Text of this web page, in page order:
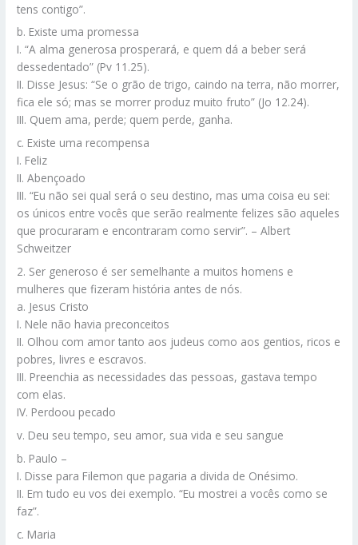
tens contigo”.
b. Existe uma promessa
I. “A alma generosa prosperará, e quem dá a beber será
dessedentado” (Pv 11.25).
II. Disse Jesus: “Se o grão de trigo, caindo na terra, não morrer,
fica ele só; mas se morrer produz muito fruto” (Jo 12.24).
III. Quem ama, perde; quem perde, ganha.
c. Existe uma recompensa
I. Feliz
II. Abençoado
III. “Eu não sei qual será o seu destino, mas uma coisa eu sei:
os únicos entre vocês que serão realmente felizes são aqueles
que procuraram e encontraram como servir”. – Albert
Schweitzer
2. Ser generoso é ser semelhante a muitos homens e
mulheres que fizeram história antes de nós.
a. Jesus Cristo
I. Nele não havia preconceitos
II. Olhou com amor tanto aos judeus como aos gentios, ricos e
pobres, livres e escravos.
III. Preenchia as necessidades das pessoas, gastava tempo
com elas.
IV. Perdoou pecado
v. Deu seu tempo, seu amor, sua vida e seu sangue
b. Paulo –
I. Disse para Filemon que pagaria a divida de Onésimo.
II. Em tudo eu vos dei exemplo. “Eu mostrei a vocês como se
faz”.
c. Maria